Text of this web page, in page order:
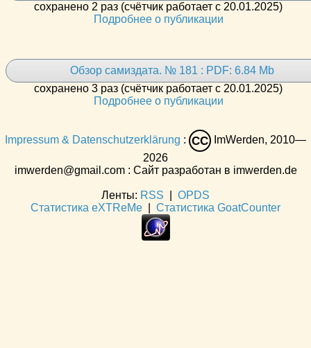
сохранено 2 раз (счётчик работает с 20.01.2025)
Подробнее о публикации
Обзор самиздата. № 181 : PDF: 6.84 Mb
сохранено 3 раз (счётчик работает с 20.01.2025)
Подробнее о публикации
Impressum & Datenschutzerklärung : CC
ImWerden, 2010—
2026
imwerden@gmail.com : Сайт разработан в imwerden.de
Ленты: RSS
OPDS
Статистика eXTReMe
Статистика GoatCounter